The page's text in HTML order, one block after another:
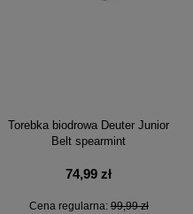
Torebka biodrowa Deuter Junior
Belt spearmint
74,99 zł
Cena regularna:99,99 zł